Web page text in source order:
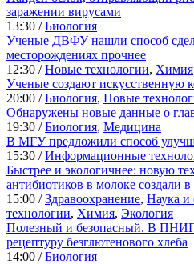
заражении вирусами
13:30 /Биология
Ученые ДВФУ нашли способ
месторождениях прочнее
12:30 /Новые технологии, Химия
Ученые создают искусственную
20:00 /Биология, Новые
Обнаружены новые данные о
19:30 /Биология, Медицина
В МГУ предложили способ
15:30 /Информационные
Быстрее и экологичнее: новую
антибиотиков в молоке создали
15:00 /Здравоохранение, Наука и
технологии, Химия, Экология
Полезный и безопасный. В
рецептуру безглютенового хлеба
14:00 /Биология